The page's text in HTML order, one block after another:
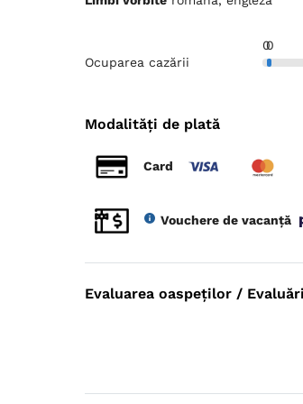
Ocuparea cazării
00
Modalități de plată
Card
Vouchere de vacanță
Evaluarea oaspeților /